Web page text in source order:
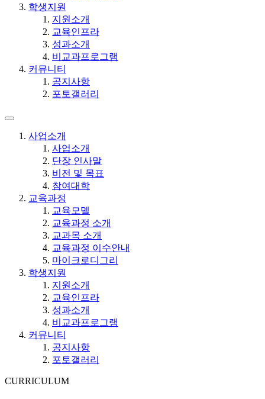
학생지원
지원소개
교육인프라
성과소개
비교과프로그램
커뮤니티
공지사항
포토갤러리
사업소개
사업소개
단장 인사말
비전 및 목표
참여대학
교육과정
교육모델
교육과정 소개
교과목 소개
교육과정 이수안내
마이크로디그리
학생지원
지원소개
교육인프라
성과소개
비교과프로그램
커뮤니티
공지사항
포토갤러리
CURRICULUM